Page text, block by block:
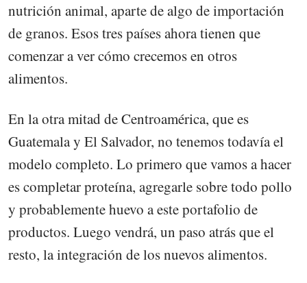
nutrición animal, aparte de algo de importación
de granos. Esos tres países ahora tienen que
comenzar a ver cómo crecemos en otros
alimentos.
En la otra mitad de Centroamérica, que es
Guatemala y El Salvador, no tenemos todavía el
modelo completo. Lo primero que vamos a hacer
es completar proteína, agregarle sobre todo pollo
y probablemente huevo a este portafolio de
productos. Luego vendrá, un paso atrás que el
resto, la integración de los nuevos alimentos.